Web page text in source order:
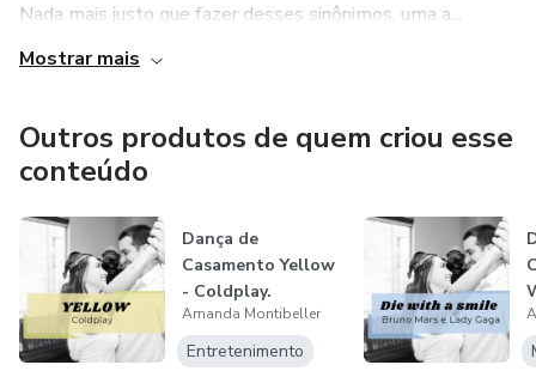
Nada mais justo que fazer desses sinônimos, uma a...
Mostrar mais
Outros produtos de quem criou esse
conteúdo
Dança de
Casamento Yellow
- Coldplay.
Amanda Montibeller
Entretenimento